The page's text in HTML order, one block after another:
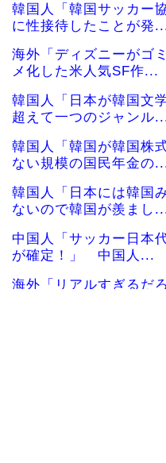
韓国人「韓国サッカー
に性接待したことが発
海外「ディズニーがゴ
メ化した米人気SF作...
韓国人「日本が韓国文
超えて一つのジャンル
韓国人「韓国が韓国株
ない規模の国民年金の
韓国人「日本には韓国
ないので韓国が羨まし
中国人「サッカー日本
が確定！」 中国人...
海外「リアルすぎるだ